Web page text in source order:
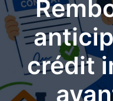
crédit